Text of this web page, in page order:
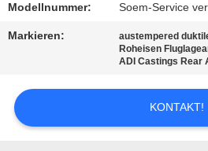
VERBINDUNG
NACHRICHTEN
FORDERN
Modellnummer: Soem-Service
Markieren: austempered
Roheisen
ADI Castings Rear
KONTAKT!